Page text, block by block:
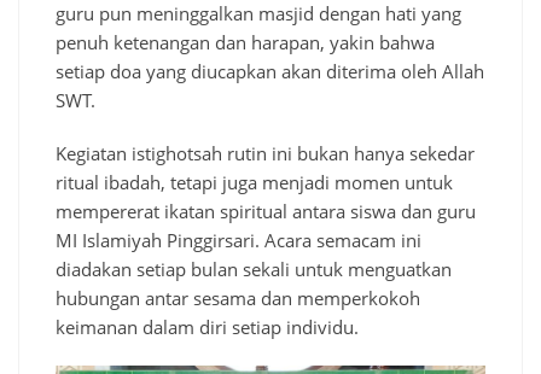
guru pun meninggalkan masjid dengan hati yang
penuh ketenangan dan harapan, yakin bahwa
setiap doa yang diucapkan akan diterima oleh Allah
SWT.
Kegiatan istighotsah rutin ini bukan hanya sekedar
ritual ibadah, tetapi juga menjadi momen untuk
mempererat ikatan spiritual antara siswa dan guru
MI Islamiyah Pinggirsari. Acara semacam ini
diadakan setiap bulan sekali untuk menguatkan
hubungan antar sesama dan memperkokoh
keimanan dalam diri setiap individu.